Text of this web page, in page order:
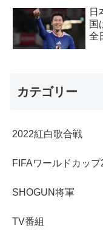
日
国
全
カテゴリー
2022紅白歌合戦
FIFAワールドカッ
SHOGUN将軍
TV番組